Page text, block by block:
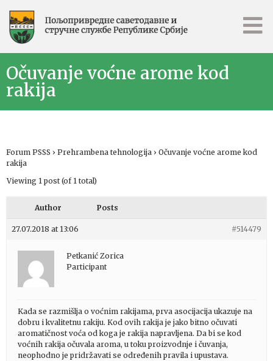
Očuvanje voćne arome kod
rakija
Forum PSSS › Prehrambena tehnologija › Očuvanje voćne arome kod
rakija
Viewing 1 post (of 1 total)
Author Posts
27.07.2018 at 13:06 #514479
Petkanić Zorica
Participant
Kada se razmišlja o voćnim rakijama, prva asocijacija ukazuje na
dobru i kvalitetnu rakiju. Kod ovih rakija je jako bitno očuvati
aromatičnost voća od koga je rakija napravljena. Da bi se kod
voćnih rakija očuvala aroma, u toku proizvodnje i čuvanja,
neophodno je pridržavati se određenih pravila i upustava.